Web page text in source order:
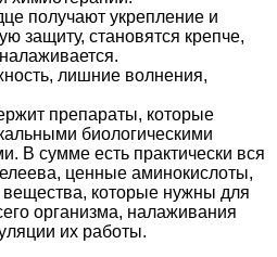
получают укрепление и
защиту, становятся крепче,
лишние волнения,
препараты, которые
биологическими
В сумме есть практически вся
ценные аминокислоты,
которые нужны для
организма, налаживания
их работы.